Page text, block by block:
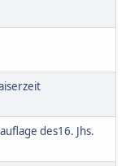
des16. Jhs.